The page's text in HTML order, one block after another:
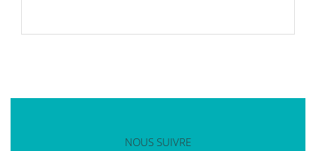
NOUS SUIVRE